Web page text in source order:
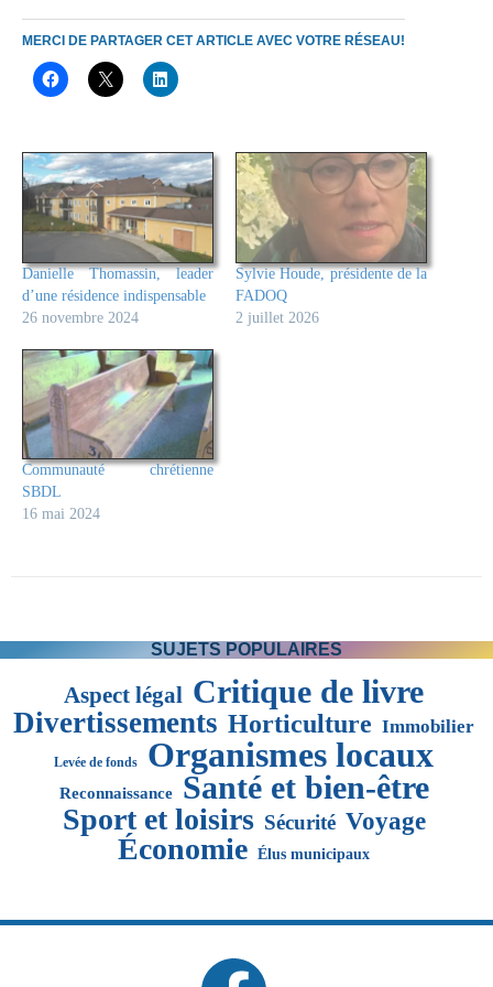
MERCI DE PARTAGER CET ARTICLE AVEC VOTRE RÉSEAU!
Danielle Thomassin, leader
d’une résidence indispensable
26 novembre 2024
Sylvie Houde, présidente de la
FADOQ
2 juillet 2026
Communauté chrétienne
SBDL
16 mai 2024
SUJETS POPULAIRES
Aspect légal Critique de livre
Divertissements Horticulture Immobilier
Levée de fonds Organismes locaux
Reconnaissance Santé et bien-être
Sport et loisirs Sécurité Voyage
Économie Élus municipaux